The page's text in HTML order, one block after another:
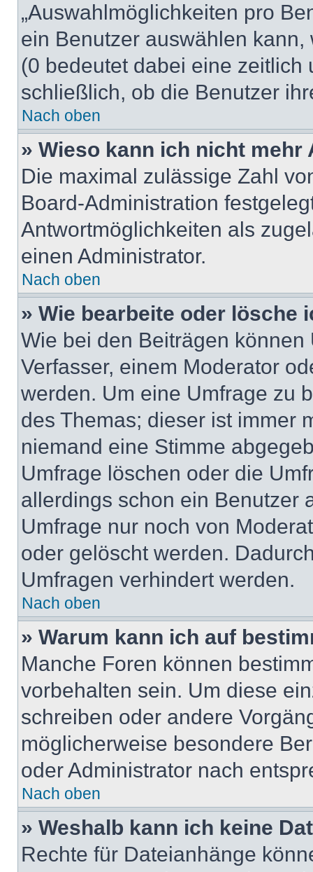
„Auswahlmöglichkeiten pro
ein Benutzer auswählen
(0 bedeutet dabei eine
schließlich, ob die Benutzer
Nach oben
» Wieso kann ich nicht
Die maximal zulässige Zahl
Board-Administration
Antwortmöglichkeiten als
einen Administrator.
Nach oben
» Wie bearbeite oder lösche
Wie bei den Beiträgen
Verfasser, einem Moderator
werden. Um eine Umfrage zu
des Themas; dieser ist immer
niemand eine Stimme
Umfrage löschen oder die
allerdings schon ein Benutzer
Umfrage nur noch von
oder gelöscht werden.
Umfragen verhindert werden.
Nach oben
» Warum kann ich auf
Manche Foren können
vorbehalten sein. Um diese
schreiben oder andere
möglicherweise besondere
oder Administrator nach
Nach oben
» Weshalb kann ich keine
Rechte für Dateianhänge